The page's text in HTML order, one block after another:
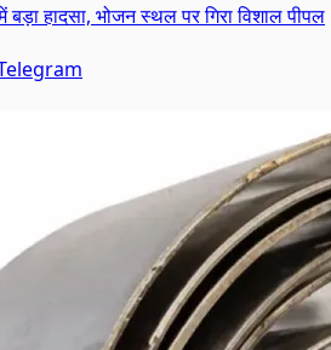
बड़ा हादसा, भोजन स्थल पर गिरा विशाल पीपल